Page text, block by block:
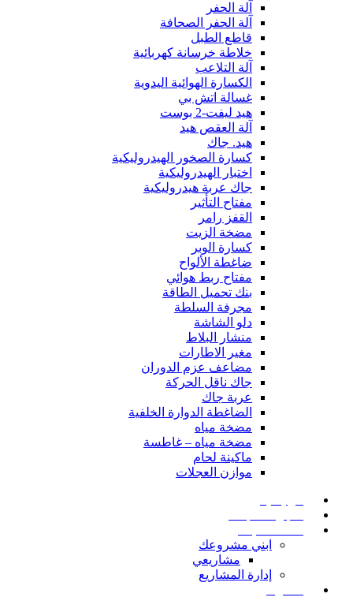
آلة الحفر
آلة الحفر الصحافة
قاطع الطبل
خلاطة خرسانة كهربائية
آلة التلاعب
الكسارة الهوائية اليدوية
غسالة اتش بي
هيد ليفت-2 بوست
آلة العقص هيد
هيد. جاك
كسارة الصخور الهيدروليكية
اختبار الهيدروليكية
جاك عربة هيدروليكية
مفتاح التأثير
القفز رامر
مضخة الزيت
كسارة الوبر
ضاغطة الألواح
مفتاح ربط هوائي
بنك تحميل الطاقة
مجرفة السلطة
دلو الشاشة
منشار البلاط
مغير الاطارات
مضاعف عزم الدوران
جاك ناقل الحركة
عربة جاك
الضاغطة الدوارة الخلفية
مضخة مياه
مضخة مياه – غاطسة
ماكينة لحام
موازن العجلات
ابني مشروعك
مشاريعي
إدارة المشاريع